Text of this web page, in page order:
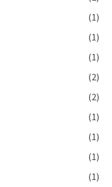
(1)
(1)
(1)
(2)
(2)
(1)
(1)
(1)
(1)